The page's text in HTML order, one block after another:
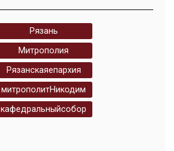
Рязань
Митрополия
Рязанскаяепархия
митрополитНикодим
кафедральныйсобор